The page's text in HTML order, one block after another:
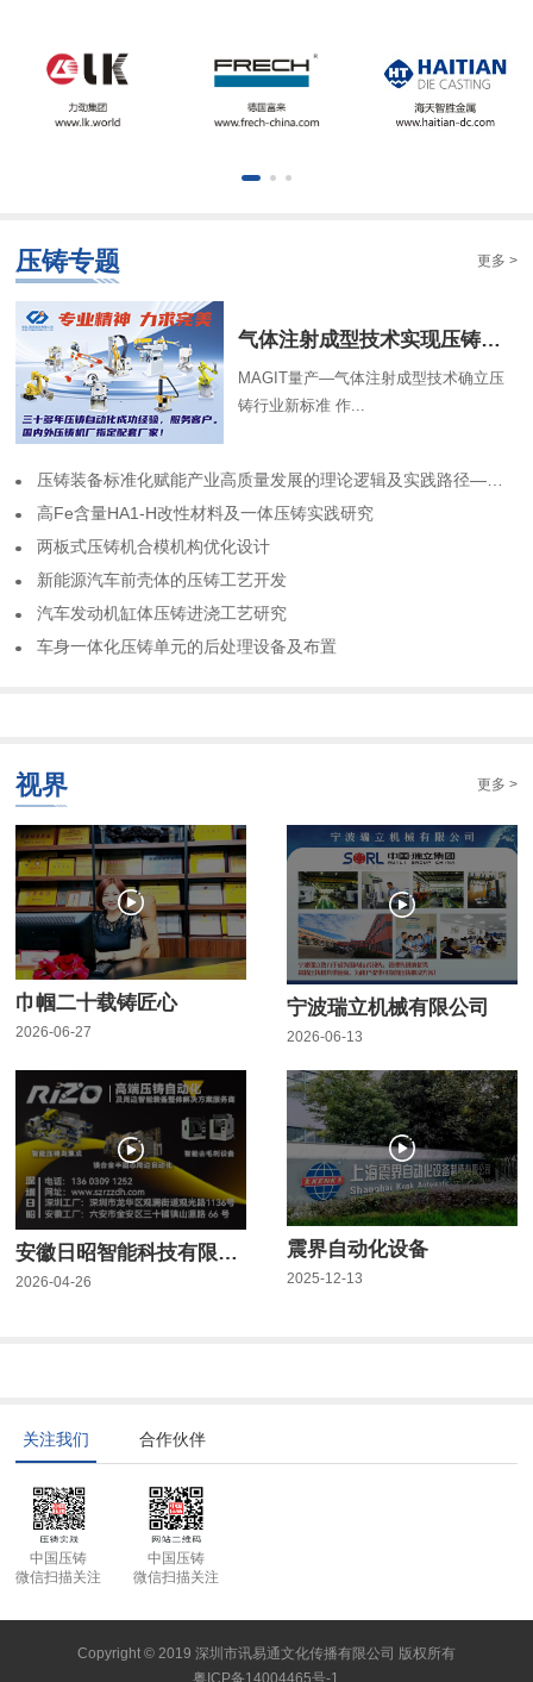
压铸专题 更多 >
气体注射成型技术实现压铸中空结构
MAGIT量产—气体注射成型技术确立压
铸行业新标准 作...
​压铸装备标准化赋能产业高质量发展的理论逻辑及实践路径——基于力劲集团标准化实践历程的回顾
高Fe含量HA1-H改性材料及一体压铸实践研究
两板式压铸机合模机构优化设计
​新能源汽车前壳体的压铸工艺开发
​汽车发动机缸体压铸进浇工艺研究
车身一体化压铸单元的后处理设备及布置
视界 更多 >
巾帼二十载铸匠心
2026-06-27
宁波瑞立机械有限公司
2026-06-13
安徽日昭智能科技有限公司
2026-04-26
震界自动化设备
2025-12-13
关注我们 合作伙伴
中国压铸
微信扫描关注
中国压铸
微信扫描关注
Copyright © 2019 深圳市讯易通文化传播有限公司 版权所有
粤ICP备14004465号-1